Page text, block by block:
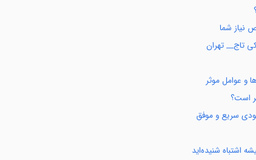
نیاز شما
تاج__ تهران
است؟
سریع و موفق
اشتباه شنیده‌اید